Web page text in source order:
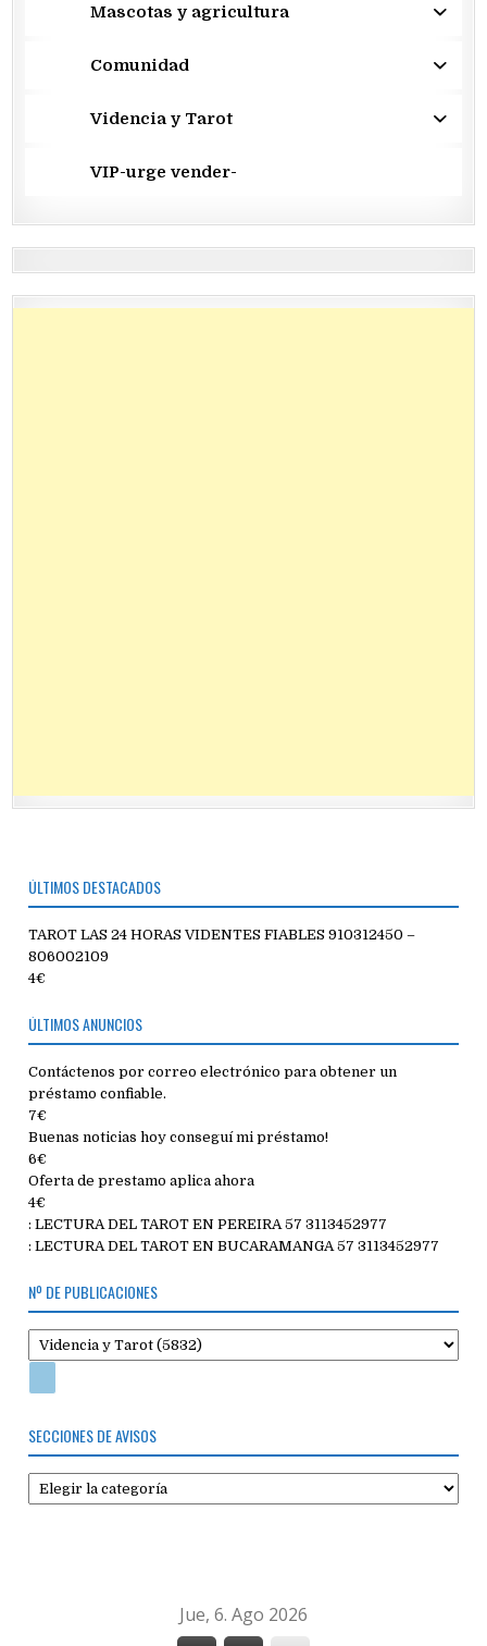
Mascotas y agricultura
Comunidad
Videncia y Tarot
VIP-urge vender-
ÚLTIMOS DESTACADOS
TAROT LAS 24 HORAS VIDENTES FIABLES 910312450 –
806002109
4€
ÚLTIMOS ANUNCIOS
Contáctenos por correo electrónico para obtener un
préstamo confiable.
7€
Buenas noticias hoy conseguí mi préstamo!
6€
Oferta de prestamo aplica ahora
4€
: LECTURA DEL TAROT EN PEREIRA 57 3113452977
: LECTURA DEL TAROT EN BUCARAMANGA 57 3113452977
Nº DE PUBLICACIONES
SECCIONES DE AVISOS
Secciones
de